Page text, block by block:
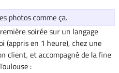
photos comme ça.
soirée sur un langage
(appris en 1 heure), chez une
client, et accompagné de la fine
: